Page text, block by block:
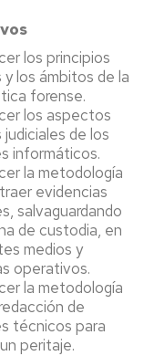
los principios
y los ámbitos de la
forense.
los aspectos
de los
informáticos.
la metodología
evidencias
salvaguardando
de custodia, en
medios y
operativos.
la metodología
de
técnicos para
peritaje.